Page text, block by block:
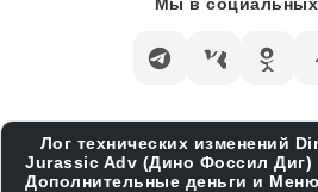
Лог технических изменений
Jurassic Adv (Дино Фоссил
Дополнительные деньги и